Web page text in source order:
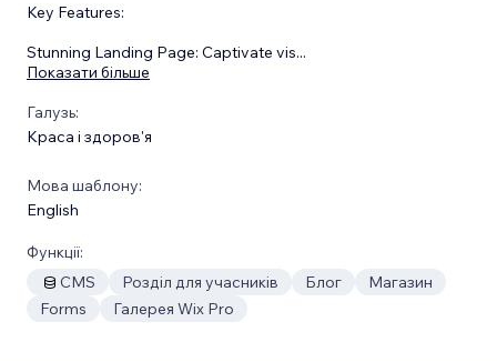
Key Features:
Stunning Landing Page: Captivate vis...
Показати більше
Галузь:
Краса і здоров'я
Мова шаблону:
English
Функції:
CMS
Розділ для учасників Блог
Магазин
Forms
Галерея Wix Pro